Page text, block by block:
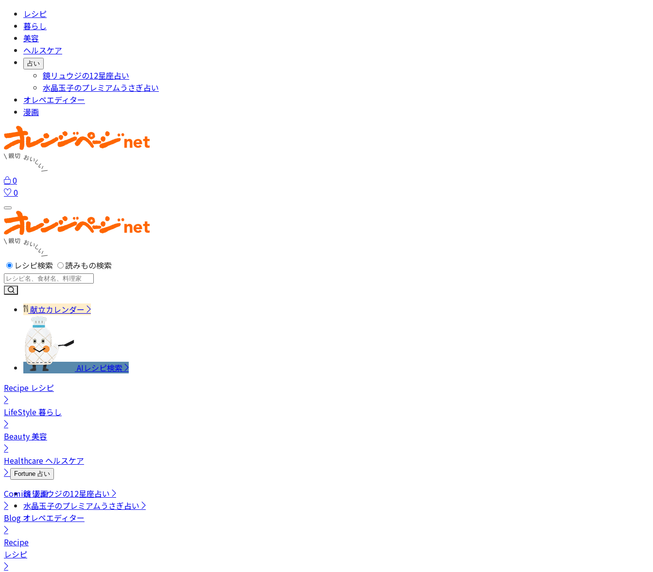
レシピ
暮らし
美容
ヘルスケア
占い
鏡リュウジの12星座占い
水晶玉子のプレミアムうさぎ占い
オレペエディター
漫画
0
0
レシピ検索 読みもの検索
献立カレンダー
AIレシピ検索
Recipe レシピ
LifeStyle暮らし
Beauty美容
Healthcare ヘルスケア
Fortune 占い
鏡リュウジの12星座占い
水晶玉子のプレミアムうさぎ占い
Comics漫画
Blog オレペエディター
Recipe
レシピ